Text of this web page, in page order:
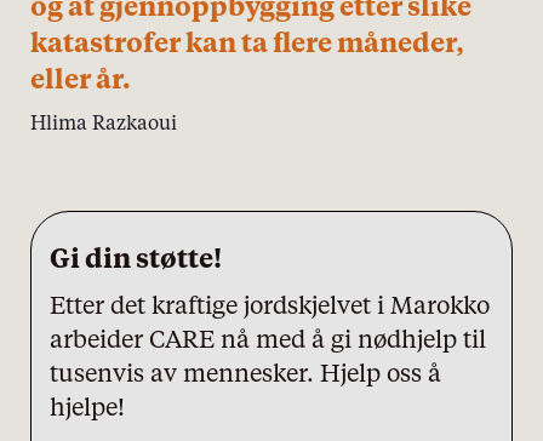
og at gjennoppbygging etter slike
katastrofer kan ta flere måneder,
eller år.
Hlima Razkaoui
Gi din støtte!
Etter det kraftige jordskjelvet i Marokko
arbeider CARE nå med å gi nødhjelp til
tusenvis av mennesker. Hjelp oss å
hjelpe!